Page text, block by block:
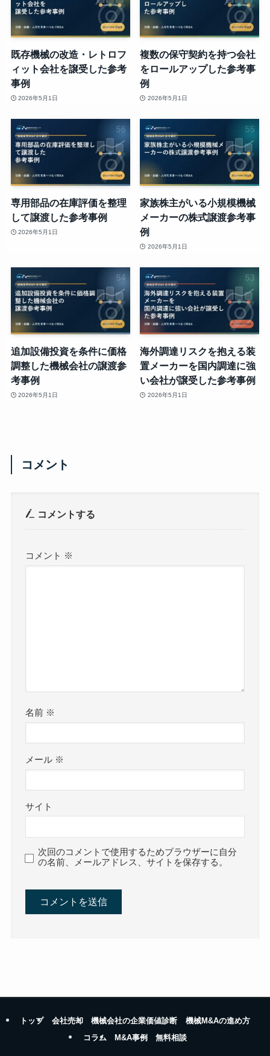
既存機械の改造・レトロフ
ィット会社を譲受した参考
事例
2026年5月1日
複数の保守契約を持つ会社
をロールアップした参考事
例
2026年5月1日
専用部品の在庫評価を整理
して譲渡した参考事例
2026年5月1日
家族株主がいる小規模機械
メーカーの株式譲渡参考事
例
2026年5月1日
追加設備投資を条件に価格
調整した機械会社の譲渡参
考事例
2026年5月1日
海外調達リスクを抱える装
置メーカーを国内調達に強
い会社が譲受した参考事例
2026年5月1日
コメント
コメントする
コメント ※
名前 ※
メール ※
サイト
次回のコメントで使用するためブラウザーに自分
の名前、メールアドレス、サイトを保存する。
トップ 会社売却 機械会社の企業価値診断
機械M&Aの進め方
コラム
M&A事例 無料相談